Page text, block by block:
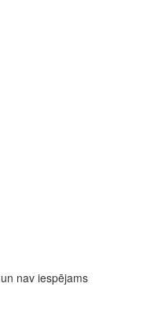
nav iespējams